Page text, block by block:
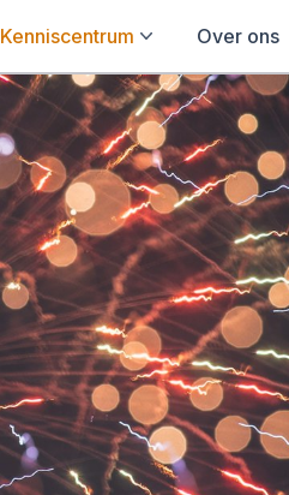
Kenniscentrum Over ons